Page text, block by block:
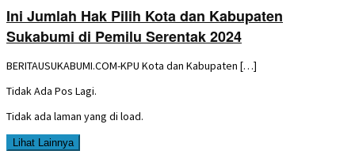
Ini Jumlah Hak Pilih Kota dan Kabupaten
Sukabumi di Pemilu Serentak 2024
BERITAUSUKABUMI.COM-KPU Kota dan Kabupaten […]
Tidak Ada Pos Lagi.
Tidak ada laman yang di load.
Lihat Lainnya